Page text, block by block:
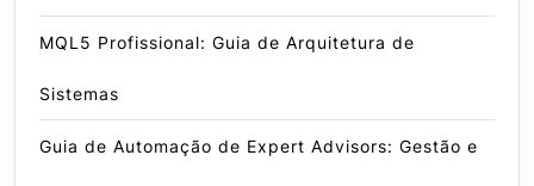
MQL5 Profissional: Guia de Arquitetura de
Sistemas
Guia de Automação de Expert Advisors: Gestão e